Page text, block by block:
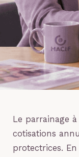
Le parrainage
cotisations
protectrices.